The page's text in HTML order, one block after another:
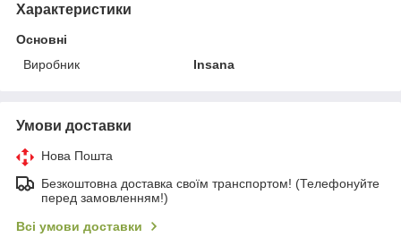
Характеристики
Основні
Виробник
Insana
Умови доставки
Нова Пошта
Безкоштовна доставка своїм транспортом! (Телефонуйте
перед замовленням!)
Всі умови доставки